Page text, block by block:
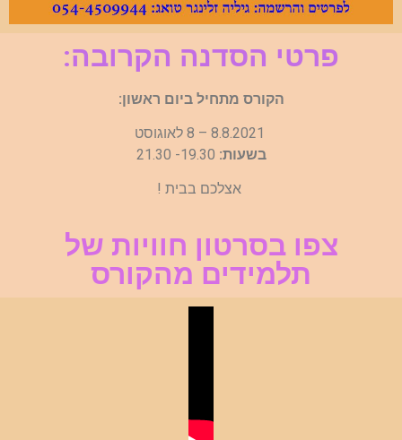
פרטי הסדנה הקרובה:
הקורס מתחיל ביום ראשון:
בשעות:
אצלכם בבית !
צפו בסרטון חוויות של
תלמידים מהקורס